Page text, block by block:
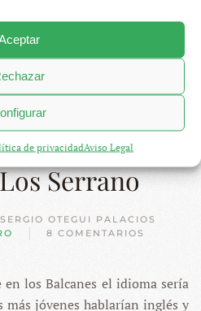
de privacidadAviso Legal
Serrano
SERGIO OTEGUI PALACIOS
8 COMENTARIOS
EN
LOS
en los Balcanes el idioma sería
más jóvenes hablarían inglés y